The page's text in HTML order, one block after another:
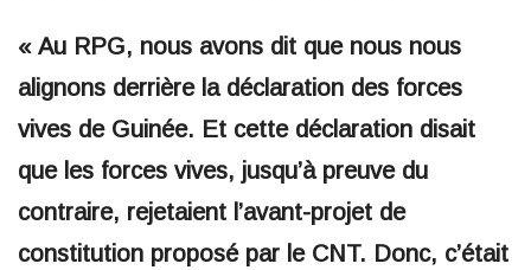
« Au RPG, nous avons dit que nous nous
alignons derrière la déclaration des forces
vives de Guinée. Et cette déclaration disait
que les forces vives, jusqu’à preuve du
contraire, rejetaient l’avant-projet de
constitution proposé par le CNT. Donc, c’était